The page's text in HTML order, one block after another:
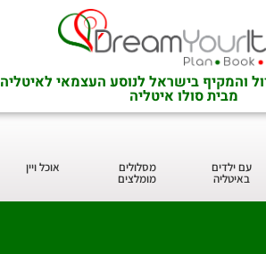
והמקיף בישראל לנוסע העצמאי לאיטליה
מבית סולו איטליה
עם ילדים
באיטליה
מסלולים
מומלצים
אוכל ויין